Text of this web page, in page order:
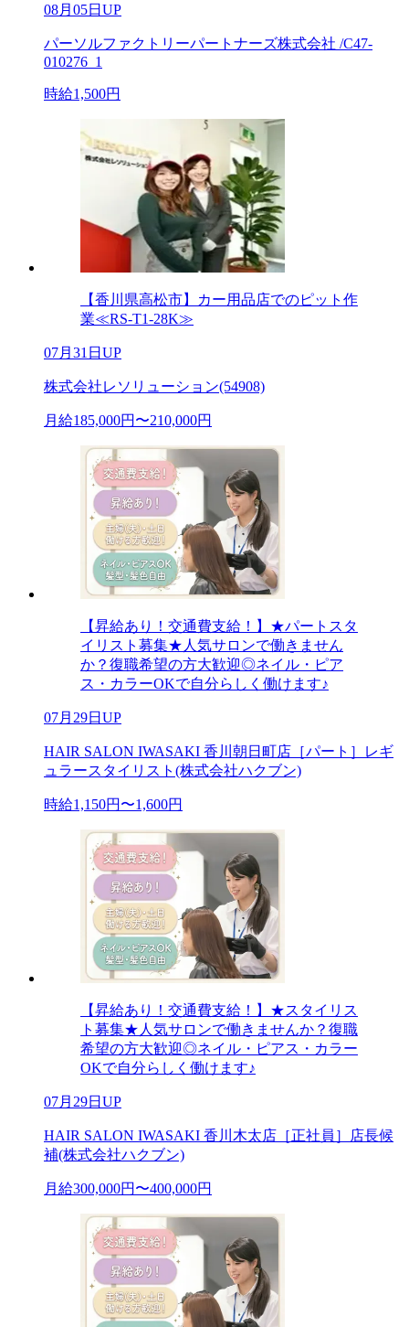
08月05日UP
パーソルファクトリーパートナーズ株式会社 /C47-
010276_1
時給1,500円
【香川県高松市】カー用品店でのピット作
業≪RS-T1-28K≫
07月31日UP
株式会社レソリューション(54908)
月給185,000円〜210,000円
【昇給あり！交通費支給！】★パートスタ
イリスト募集★人気サロンで働きません
か？復職希望の方大歓迎◎ネイル・ピア
ス・カラーOKで自分らしく働けます♪
07月29日UP
HAIR SALON IWASAKI 香川朝日町店［パート］レギ
ュラースタイリスト(株式会社ハクブン)
時給1,150円〜1,600円
【昇給あり！交通費支給！】★スタイリス
ト募集★人気サロンで働きませんか？復職
希望の方大歓迎◎ネイル・ピアス・カラー
OKで自分らしく働けます♪
07月29日UP
HAIR SALON IWASAKI 香川木太店［正社員］店長候
補(株式会社ハクブン)
月給300,000円〜400,000円